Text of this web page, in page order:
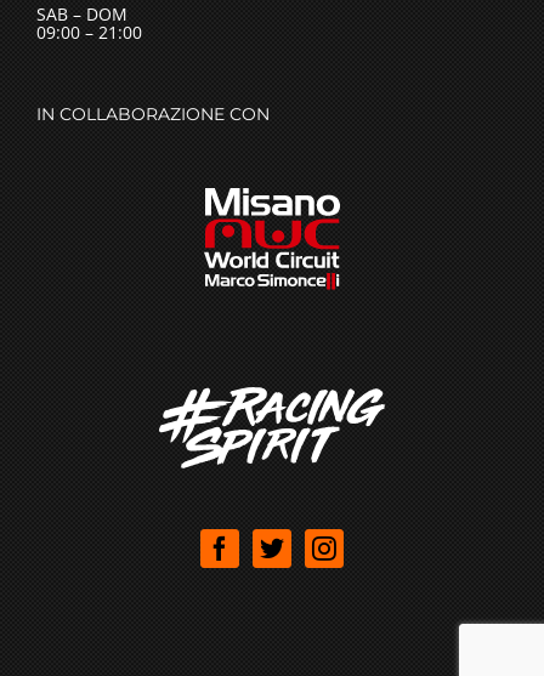
SAB – DOM
09:00 – 21:00
IN COLLABORAZIONE CON